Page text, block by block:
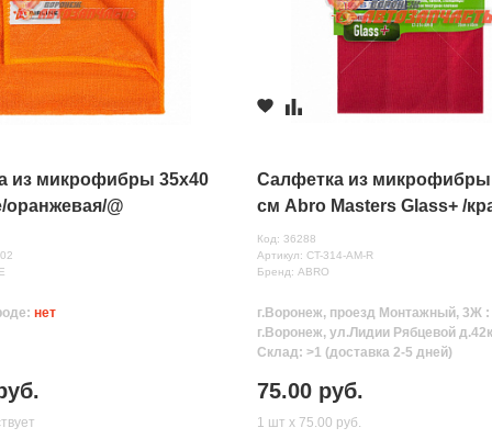
из микрофибры 35х40
@
нет
Салфетка из микрофибры
см Abro Masters Glass+ /
Код: 36288
Артикул: CT-314-AM-R
Бренд: ABRO
г.Воронеж, проезд Монтажный, 3Ж
г.Воронеж, ул.Лидии Рябцевой
Склад: >1 (доставка 2-5 дней)
75.00 руб.
1 шт х 75.00 руб.